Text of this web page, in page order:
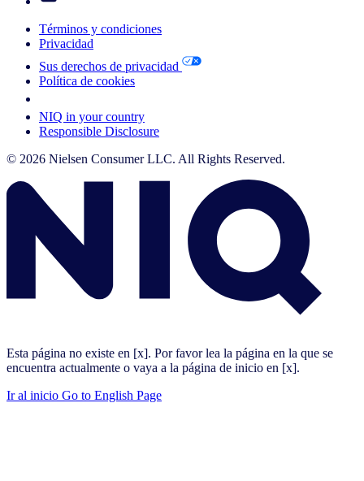
Términos y condiciones
Privacidad
Sus derechos de privacidad
Política de cookies
NIQ in your country
Responsible Disclosure
© 2026 Nielsen Consumer LLC. All Rights Reserved.
Esta página no existe en [x]. Por favor lea la página en la que se
encuentra actualmente o vaya a la página de inicio en [x].
Ir al inicio Go to English Page